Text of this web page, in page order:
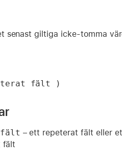
senast giltiga icke-tomma
fält )
fält – ett repeterat fält eller
fält